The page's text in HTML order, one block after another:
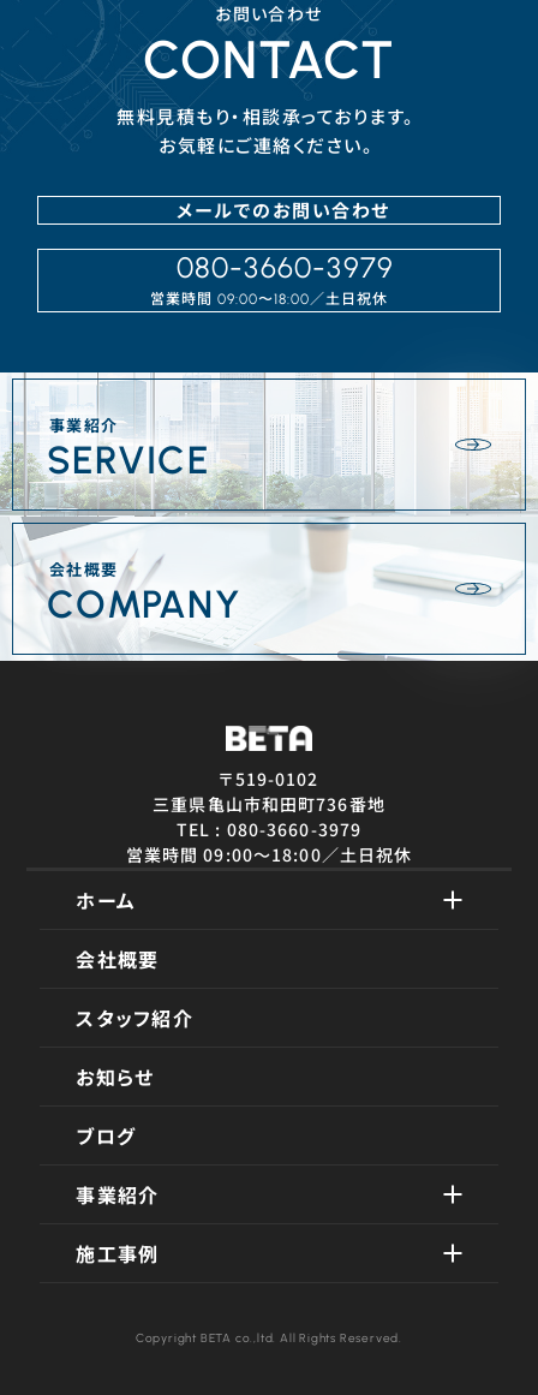
お問い合わせ
CONTACT
無料見積もり・相談承っております。
お気軽にご連絡ください。
メールでのお問い合わせ
080-3660-3979
営業時間09:00〜18:00 ／⼟⽇祝休
事業紹介
SERVICE
会社概要
COMPANY
〒519-0102
三重県亀山市和田町736番地
TEL : 080-3660-3979
営業時間 09:00〜18:00／土日祝休
ホーム
会社概要
スタッフ紹介
お知らせ
ブログ
事業紹介
施工事例
Copyright BETA co.,ltd. All Rights Reserved.